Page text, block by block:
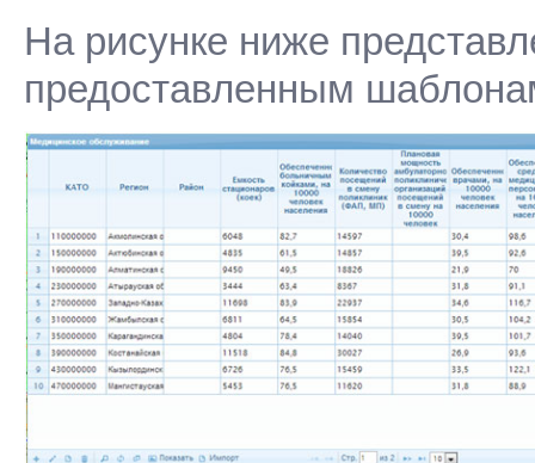
На рисунке ниже
предоставленным